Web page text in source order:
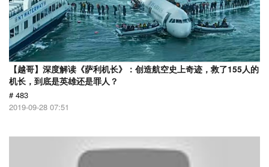
【越哥】深度解读《萨利机长》：创造航空史上奇迹，救了155人的
机长，到底是英雄还是罪人？
# 483
2019-09-28 07:51